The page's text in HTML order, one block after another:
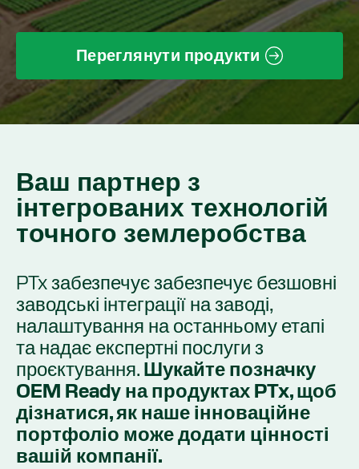
Переглянути продукти
Ваш партнер з
інтегрованих технологій
точного землеробства
PTx забезпечує забезпечує безшовні
заводські інтеграції на заводі,
налаштування на останньому етапі
та надає експертні послуги з
проєктування.Шукайте позначку
OEM Ready на продуктах PTx, щоб
дізнатися, як наше інноваційне
портфоліо може додати цінності
вашій компанії.